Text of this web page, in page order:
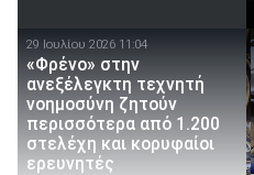
29 Ιουλίου 2026 11:04
«Φρένο» στην
ανεξέλεγκτη τεχνητή
νοημοσύνη ζητούν
περισσότερα από 1.200
στελέχη και κορυφαίοι
ερευνητές